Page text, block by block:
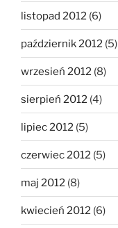
listopad 2012 (6)
październik 2012 (5)
wrzesień 2012 (8)
sierpień 2012 (4)
lipiec 2012 (5)
czerwiec 2012 (5)
maj 2012 (8)
kwiecień 2012 (6)